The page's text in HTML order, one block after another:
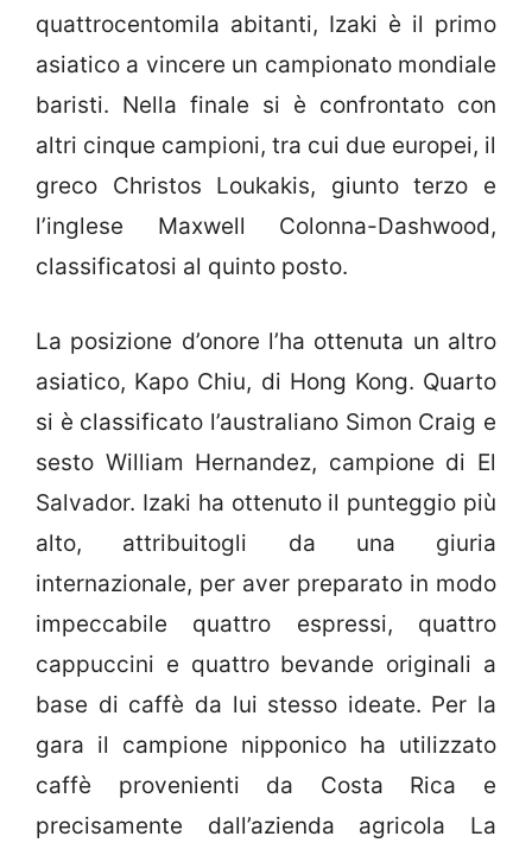
quattrocentomila abitanti, Izaki è il primo
asiatico a vincere un campionato mondiale
baristi. Nella finale si è confrontato con
altri cinque campioni, tra cui due europei, il
greco Christos Loukakis, giunto terzo e
l’inglese Maxwell Colonna-Dashwood,
classificatosi al quinto posto.
La posizione d’onore l’ha ottenuta un altro
asiatico, Kapo Chiu, di Hong Kong. Quarto
si è classificato l’australiano Simon Craig e
sesto William Hernandez, campione di El
Salvador. Izaki ha ottenuto il punteggio più
alto, attribuitogli da una giuria
internazionale, per aver preparato in modo
impeccabile quattro espressi, quattro
cappuccini e quattro bevande originali a
base di caffè da lui stesso ideate. Per la
gara il campione nipponico ha utilizzato
caffè provenienti da Costa Rica e
precisamente dall’azienda agricola La